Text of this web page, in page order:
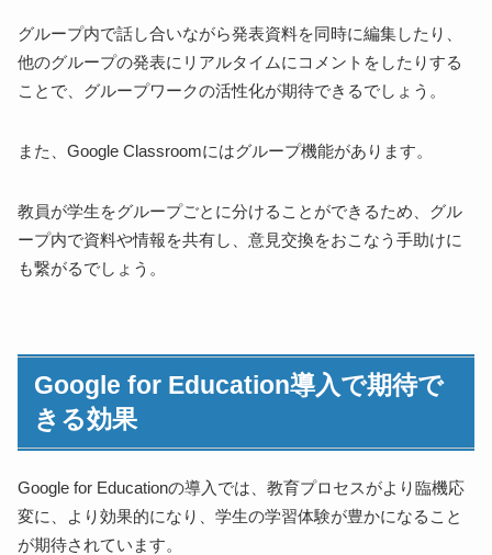
グループ内で話し合いながら発表資料を同時に編集したり、
他のグループの発表にリアルタイムにコメントをしたりする
ことで、グループワークの活性化が期待できるでしょう。
また、Google Classroomにはグループ機能があります。
教員が学生をグループごとに分けることができるため、グル
ープ内で資料や情報を共有し、意見交換をおこなう手助けに
も繋がるでしょう。
Google for Education導入で期待で
きる効果
Google for Educationの導入では、教育プロセスがより臨機応
変に、より効果的になり、学生の学習体験が豊かになること
が期待されています。